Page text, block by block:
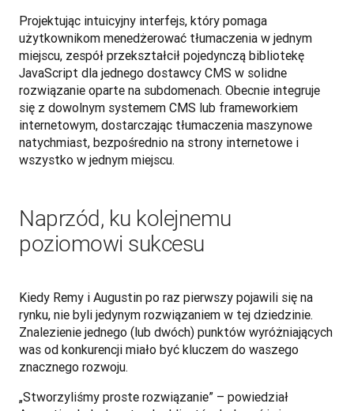
Projektując intuicyjny interfejs, który pomaga
użytkownikom menedżerować tłumaczenia w jednym
miejscu, zespół przekształcił pojedynczą bibliotekę
JavaScript dla jednego dostawcy CMS w solidne
rozwiązanie oparte na subdomenach. Obecnie integruje
się z dowolnym systemem CMS lub frameworkiem
internetowym, dostarczając tłumaczenia maszynowe
natychmiast, bezpośrednio na strony internetowe i
wszystko w jednym miejscu.
Naprzód, ku kolejnemu
poziomowi sukcesu
Kiedy Remy i Augustin po raz pierwszy pojawili się na
rynku, nie byli jedynym rozwiązaniem w tej dziedzinie.
Znalezienie jednego (lub dwóch) punktów wyróżniających
was od konkurencji miało być kluczem do waszego
znacznego rozwoju.
„Stworzyliśmy proste rozwiązanie” – powiedział